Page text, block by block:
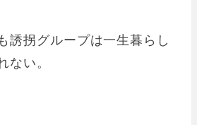
誘拐グループは一生暮らし
ない。